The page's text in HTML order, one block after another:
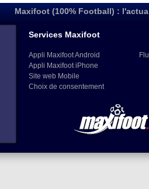
Maxifoot (100% Football) :
Services Maxifoot
Appli Maxifoot Android
Appli Maxifoot iPhone
Site web Mobile
Choix de consentement